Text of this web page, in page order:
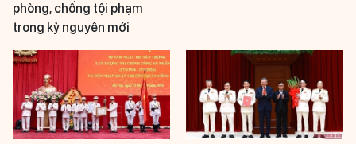
phòng, chống tội phạm
trong kỷ nguyên mới